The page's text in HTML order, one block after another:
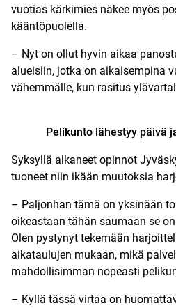
vuotias kärkimies näkee myös
kääntöpuolella.
– Nyt on ollut hyvin aikaa
alueisiin, jotka on aikaisempina
vähemmälle, kun rasitus
Pelikunto lähestyy päivä
Syksyllä alkaneet opinnot
tuoneet niin ikään muutoksia
– Paljonhan tämä on yksinään
oikeastaan tähän saumaan se
Olen pystynyt tekemään
aikataulujen mukaan, mikä
mahdollisimman nopeasti
– Kyllä tässä virtaa on